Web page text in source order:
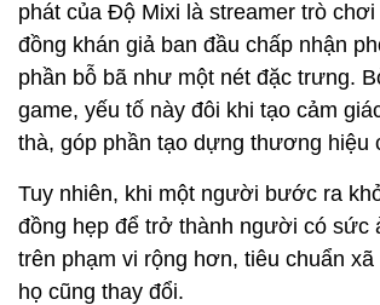
phát của Độ Mixi là streamer trò
đồng khán giả ban đầu chấp nhận
phần bỗ bã như một nét đặc trưng.
game, yếu tố này đôi khi tạo cảm
thà, góp phần tạo dựng thương hiệu
Tuy nhiên, khi một người bước ra
đồng hẹp để trở thành người có sức
trên phạm vi rộng hơn, tiêu chuẩn
họ cũng thay đổi.